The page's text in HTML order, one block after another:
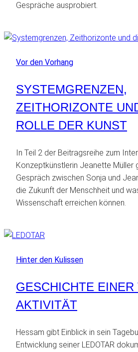
Gespräche ausprobiert.
Vor den Vorhang
SYSTEMGRENZEN,
ZEITHORIZONTE
ROLLE DER KUNST
In Teil 2 der Beitragsreihe zum
Konzeptkünstlerin Jeanette Müller
Gespräch zwischen Sonja und
die Zukunft der Menschheit und
Wissenschaft erreichen können.
Hinter den Kulissen
GESCHICHTE
AKTIVITÄT
Hessam gibt Einblick in sein
Entwicklung seiner LEDOTAR